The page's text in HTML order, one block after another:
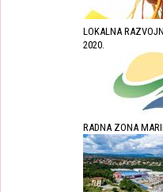
LOKALNA
2020.
RADNA ZONA